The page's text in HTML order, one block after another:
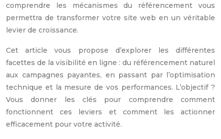
comprendre les mécanismes du référencement vous
permettra de transformer votre site web en un véritable
levier de croissance.
Cet article vous propose d’explorer les différentes
facettes de la visibilité en ligne : du référencement naturel
aux campagnes payantes, en passant par l’optimisation
technique et la mesure de vos performances. L’objectif ?
Vous donner les clés pour comprendre comment
fonctionnent ces leviers et comment les actionner
efficacement pour votre activité.